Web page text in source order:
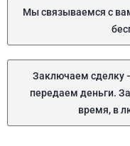
Мы связываемся с
Заключаем сделку
передаем деньги.
время, в